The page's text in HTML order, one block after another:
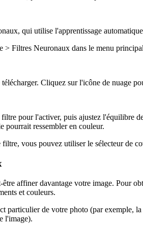
qui utilise l'apprentissage
> Filtres Neuronaux dans le menu
Cliquez sur l'icône de nuage
pour l'activer, puis ajustez l'équilibre
pourrait ressembler en couleur.
vous pouvez utiliser le sélecteur de
affiner davantage votre image. Pour
et couleurs.
particulier de votre photo (par
l'image).